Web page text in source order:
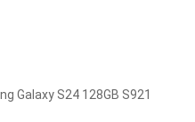
Galaxy S24 128GB S921